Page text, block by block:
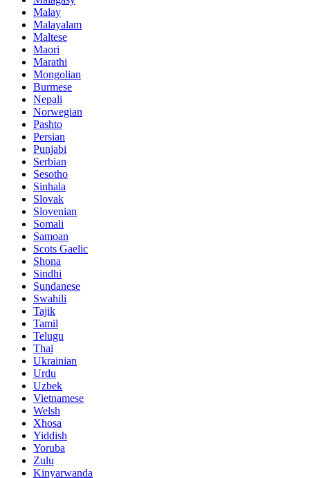
Malay
Malayalam
Maltese
Maori
Marathi
Mongolian
Burmese
Nepali
Norwegian
Pashto
Persian
Punjabi
Serbian
Sesotho
Sinhala
Slovak
Slovenian
Somali
Samoan
Scots Gaelic
Shona
Sindhi
Sundanese
Swahili
Tajik
Tamil
Telugu
Thai
Ukrainian
Urdu
Uzbek
Vietnamese
Welsh
Xhosa
Yiddish
Yoruba
Zulu
Kinyarwanda